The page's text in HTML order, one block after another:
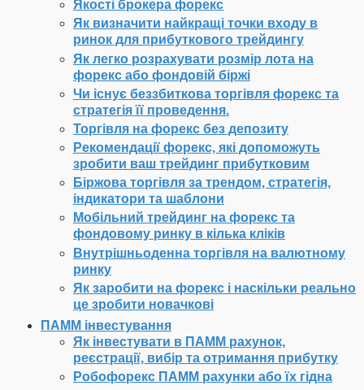
Якості брокера форекс
Як визначити найкращі точки входу в
ринок для прибуткового трейдингу
Як легко розрахувати розмір лота на
форекс або фондовій біржі
Чи існує беззбиткова торгівля форекс та
стратегія її проведення.
Торгівля на форекс без депозиту
Рекомендації форекс, які допоможуть
зробити ваш трейдинг прибутковим
Біржова торгівля за трендом, стратегія,
індикатори та шаблони
Мобільний трейдинг на форекс та
фондовому ринку в кілька кліків
Внутрішньоденна торгівля на валютному
ринку
Як заробити на форекс і наскільки реально
це зробити новачкові
ПАММ інвестування
Як інвестувати в ПАММ рахунок,
реєстрації, вибір та отримання прибутку
Робофорекс ПАММ рахунки або їх гідна